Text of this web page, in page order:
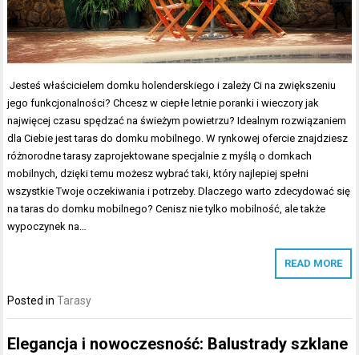
Jesteś właścicielem domku holenderskiego i zależy Ci na zwiększeniu
jego funkcjonalności? Chcesz w ciepłe letnie poranki i wieczory jak
najwięcej czasu spędzać na świeżym powietrzu? Idealnym rozwiązaniem
dla Ciebie jest taras do domku mobilnego. W rynkowej ofercie znajdziesz
różnorodne tarasy zaprojektowane specjalnie z myślą o domkach
mobilnych, dzięki temu możesz wybrać taki, który najlepiej spełni
wszystkie Twoje oczekiwania i potrzeby. Dlaczego warto zdecydować się
na taras do domku mobilnego? Cenisz nie tylko mobilność, ale także
wypoczynek na…
READ MORE
Posted inTarasy
Elegancja i nowoczesność: Balustrady szklane